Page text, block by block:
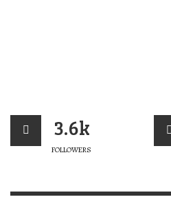
3.6k
FOLLOWERS